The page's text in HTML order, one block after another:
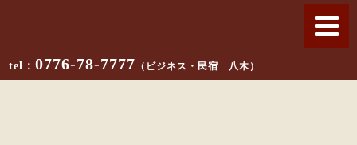
0776-78-7777 （ビジネス・民宿 八木）